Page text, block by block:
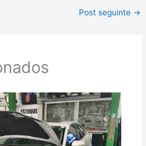
Post seguinte →